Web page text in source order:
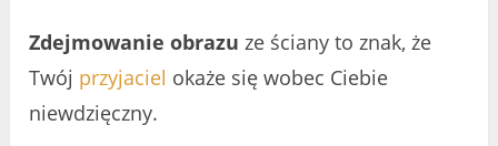
Zdejmowanie obrazu ze ściany to znak, że
Twój przyjaciel okaże się wobec Ciebie
niewdzięczny.